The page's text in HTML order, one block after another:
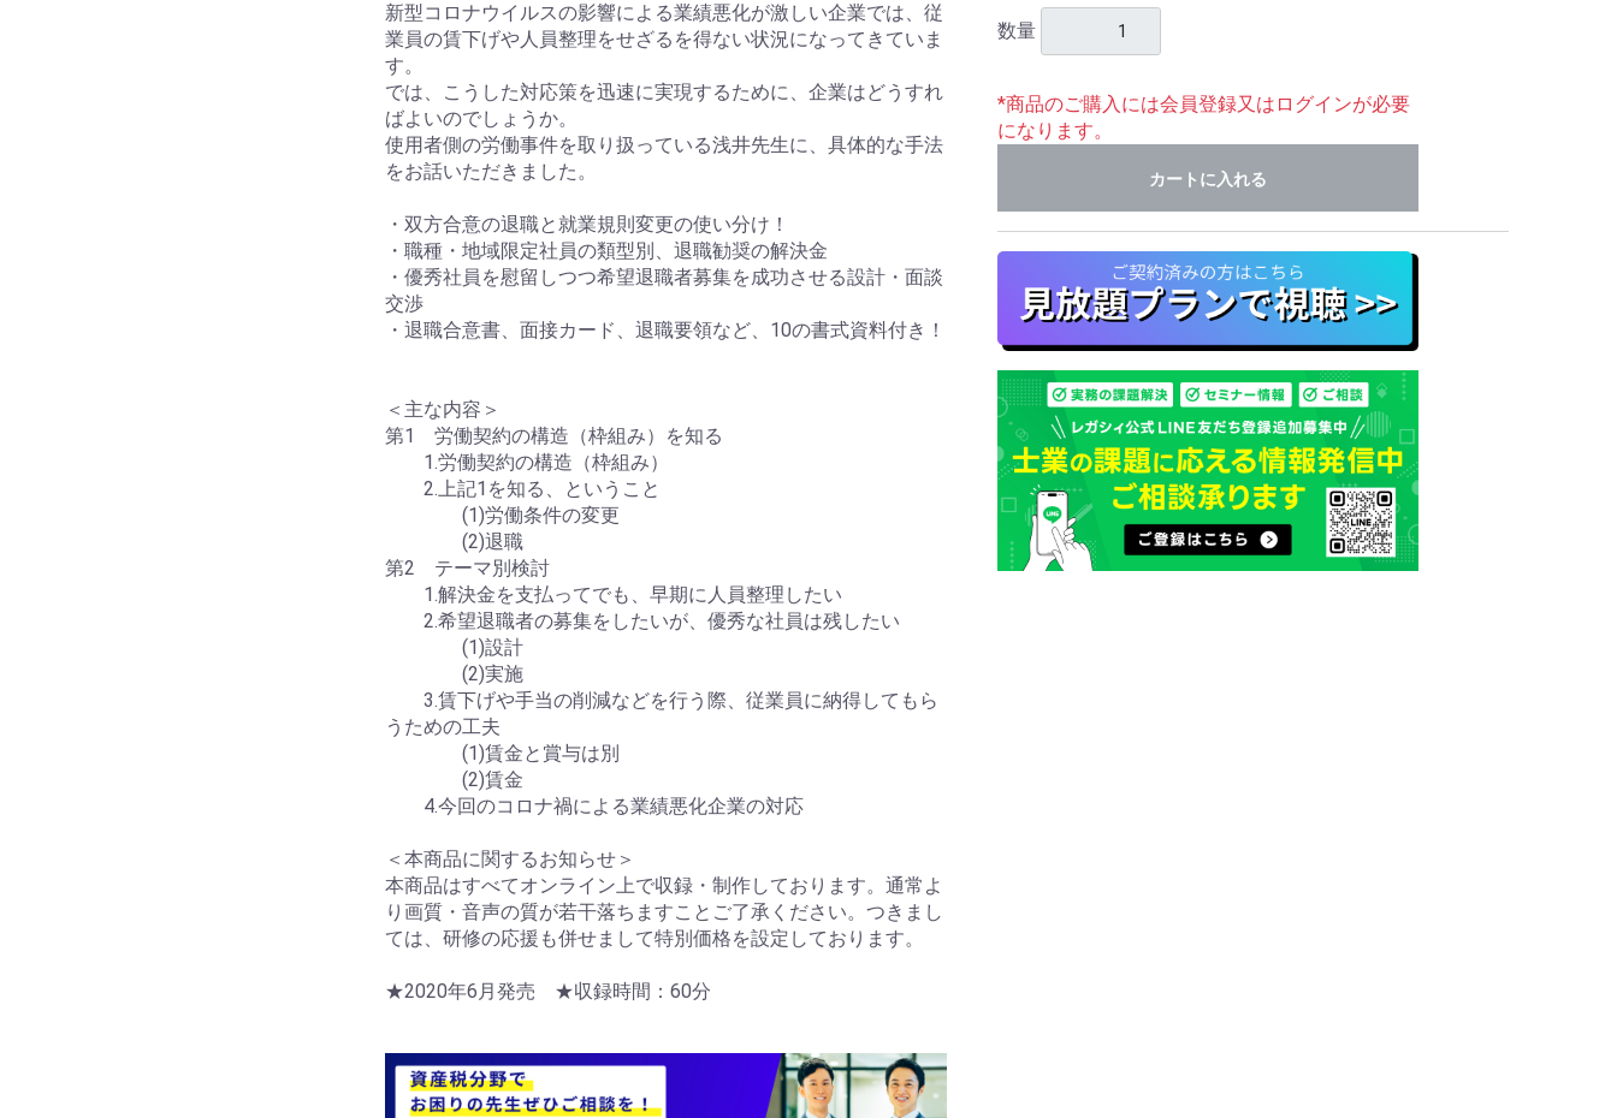
新型コロナウイルスの影響による業績悪化が激しい企業では、従
業員の賃下げや人員整理をせざるを得ない状況になってきていま
す。
では、こうした対応策を迅速に実現するために、企業はどうすれ
ばよいのでしょうか。
使用者側の労働事件を取り扱っている浅井先生に、具体的な手法
をお話いただきました。
・双方合意の退職と就業規則変更の使い分け！
・職種・地域限定社員の類型別、退職勧奨の解決金
・優秀社員を慰留しつつ希望退職者募集を成功させる設計・面談
交渉
・退職合意書、面接カード、退職要領など、10の書式資料付き！
＜主な内容＞
第1 労働契約の構造（枠組み）を知る
1.労働契約の構造（枠組み）
2.上記1を知る、ということ
(1)労働条件の変更
(2)退職
第2 テーマ別検討
1.解決金を支払ってでも、早期に人員整理したい
2.希望退職者の募集をしたいが、優秀な社員は残したい
(1)設計
(2)実施
3.賃下げや手当の削減などを行う際、従業員に納得してもら
うための工夫
(1)賃金と賞与は別
(2)賃金
4.今回のコロナ禍による業績悪化企業の対応
＜本商品に関するお知らせ＞
本商品はすべてオンライン上で収録・制作しております。通常よ
り画質・音声の質が若干落ちますことご了承ください。つきまし
ては、研修の応援も併せまして特別価格を設定しております。
★2020年6月発売 ★収録時間：60分
数量
*商品のご購入には会員登録又はログインが必要
になります。
カートに入れる